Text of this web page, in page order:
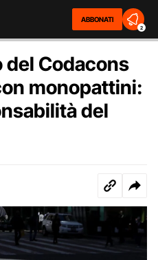
ABBONATI
2
del Codacons
monopattini:
del